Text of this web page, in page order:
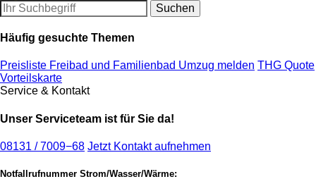
Häufig gesuchte Themen
Preisliste Freibad und Familienbad Umzug melden THG Quote
Vorteilskarte
Service & Kontakt
Unser Serviceteam ist für Sie da!
08131 / 7009−68 Jetzt Kontakt aufnehmen
Notfallrufnummer Strom/Wasser/Wärme: